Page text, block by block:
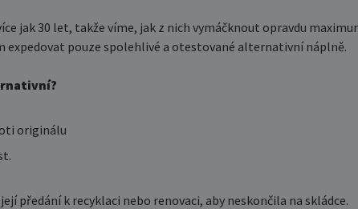
jak 30 let, takže víme, jak z nich vymáčknout opravdu
expedovat pouze spolehlivé a otestované alternativní náplně.
originálu
předání k recyklaci nebo renovaci, aby neskončila na skládce.